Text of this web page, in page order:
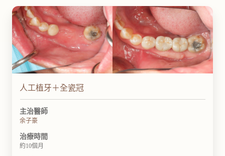
人工植牙＋全瓷冠
主治醫師
余子豪
治療時間
約10個月